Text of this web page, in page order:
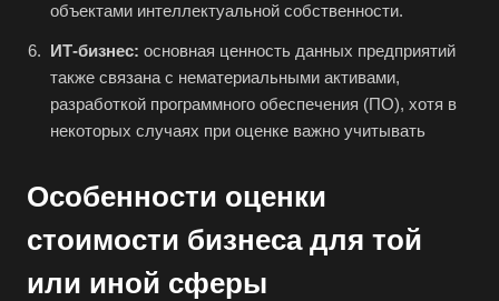
объектами интеллектуальной собственности.
ИТ-бизнес: основная ценность данных предприятий
также связана с нематериальными активами,
разработкой программного обеспечения (ПО), хотя в
некоторых случаях при оценке важно учитывать
Особенности оценки
стоимости бизнеса для той
или иной сферы
Белореченск
Белоярский
Березники
Биробиджан
Бирск